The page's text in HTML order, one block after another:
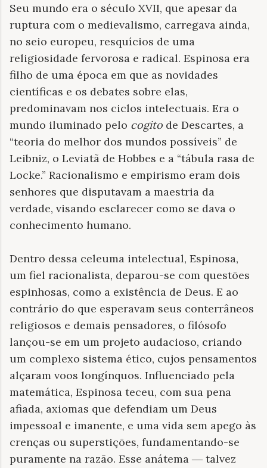
Seu mundo era o século XVII, que apesar da
ruptura com o medievalismo, carregava ainda,
no seio europeu, resquícios de uma
religiosidade fervorosa e radical. Espinosa era
filho de uma época em que as novidades
científicas e os debates sobre elas,
predominavam nos ciclos intelectuais. Era o
mundo iluminado pelo cogito de Descartes, a
“teoria do melhor dos mundos possíveis” de
Leibniz, o Leviatã de Hobbes e a “tábula rasa de
Locke.” Racionalismo e empirismo eram dois
senhores que disputavam a maestria da
verdade, visando esclarecer como se dava o
conhecimento humano.
Dentro dessa celeuma intelectual, Espinosa,
um fiel racionalista, deparou-se com questões
espinhosas, como a existência de Deus. E ao
contrário do que esperavam seus conterrâneos
religiosos e demais pensadores, o filósofo
lançou-se em um projeto audacioso, criando
um complexo sistema ético, cujos pensamentos
alçaram voos longínquos. Influenciado pela
matemática, Espinosa teceu, com sua pena
afiada, axiomas que defendiam um Deus
impessoal e imanente, e uma vida sem apego às
crenças ou superstições, fundamentando-se
puramente na razão. Esse anátema — talvez